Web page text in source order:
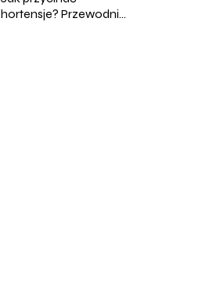
hortensje? Przewodnik